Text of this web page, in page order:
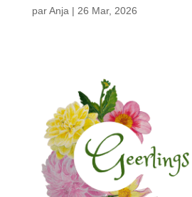
parAnja| 26 Mar, 2026